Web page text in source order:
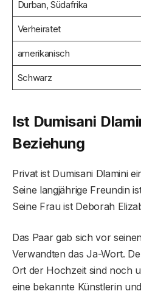
Durban, Südafrika
Verheiratet
amerikanisch
Schwarz
Ist Dumisani
Beziehung
Privat ist Dumisani Dlamini
Seine langjährige Freundin
Seine Frau ist Deborah
Das Paar gab sich vor
Verwandten das Ja-Wort.
Ort der Hochzeit sind noch
eine bekannte Künstlerin